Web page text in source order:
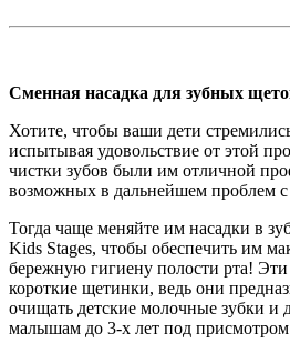
Сменная насадка для зубных
Хотите, чтобы ваши дети
испытывая удовольствие от этой
чистки зубов были им отличной
возможных в дальнейшем проблем
Тогда чаще меняйте им насадки в
Kids Stages, чтобы обеспечить им
бережную гигиену полости рта!
короткие щетинки, ведь они
очищать детские молочные зубки и
малышам до 3-х лет под присмотром